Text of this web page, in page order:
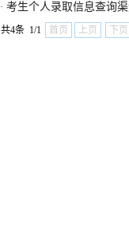
· 考生个人录取信息查询
共4条 1/1 首页 上页 下页